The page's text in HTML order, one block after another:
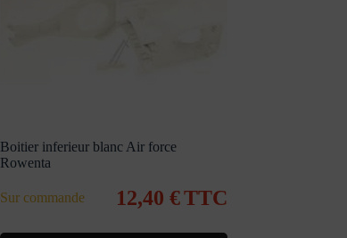
Boitier inferieur blanc Air force
Rowenta
Sur commande 12,40 €TTC